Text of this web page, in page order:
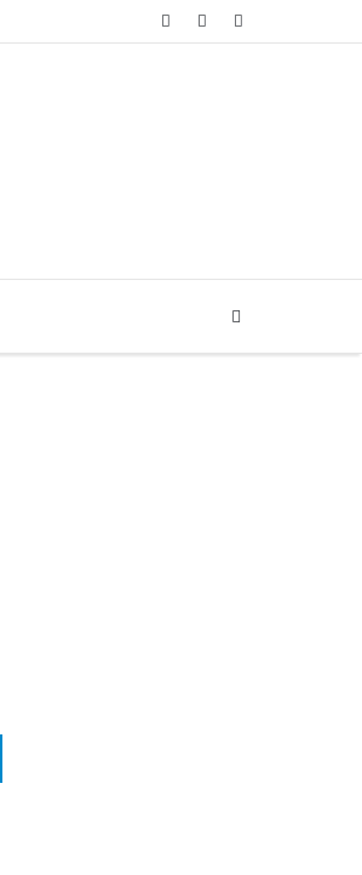
Login
Artigo
Buscar...
Telegram